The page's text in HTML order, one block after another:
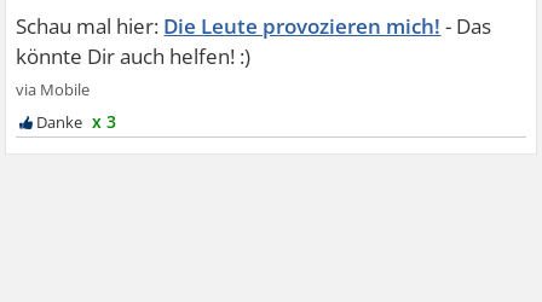
Die Leute provozieren mich!
x 3